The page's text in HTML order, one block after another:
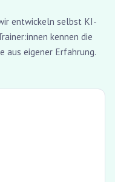
entwickeln selbst KI-
kennen die
aus eigener Erfahrung.